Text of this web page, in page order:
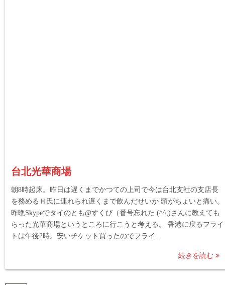
台北光華商場
朝8時起床。昨日は遅くまでかつての上司で今は台北支社の支店長
を務めるＨ氏に連れられ遅くまで飲んだせいか 頭がちょいと痛い。
昨晩Skypeでタイのとも@すくび（番号忘れた (^^;)さんに教えても
らった光華商場というところに行こうと考える。 香港に戻るフライ
トは午後2時。安いチケット買ったのでフライ...
続きを読む